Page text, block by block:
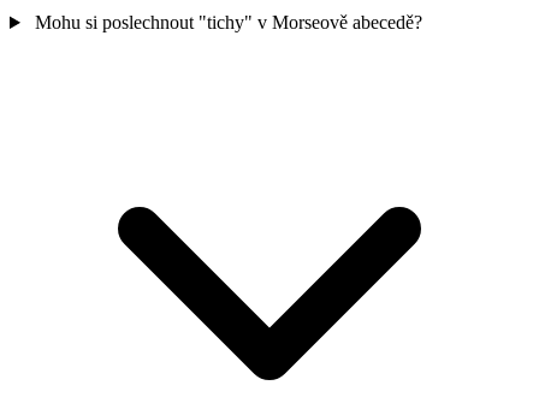
Mohu si poslechnout "tichy" v Morseově abecedě?